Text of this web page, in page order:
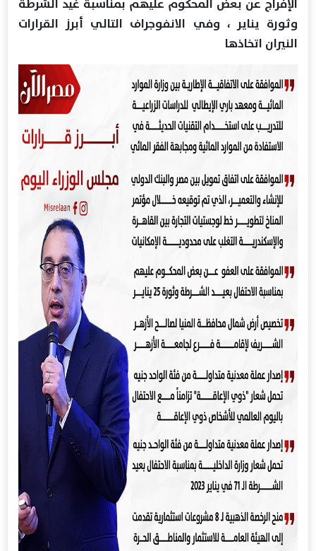
الإفراج عن بعض المحكوم عليهم بمناسبة غيد الشرطة
وثورة يناير ، وفي الانفوجراف التالي أبرز القرارات
النيران اتخاذها